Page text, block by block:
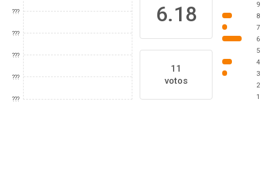
???
???
???
???
???
6.18
11
votos
9
8
7
6
5
4
3
2
1